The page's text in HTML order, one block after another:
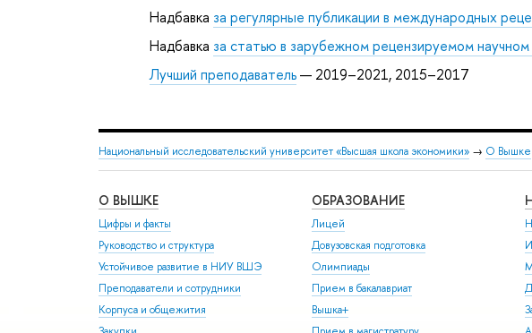
Надбавка за регулярные публикации в международных
Надбавка за статью в зарубежном рецензируемом научном
Лучший преподаватель— 2019–2021, 2015–2017
Национальный исследовательский университет «Высшая школа экономики» → О Вышке
О ВЫШКЕ
Цифры и факты
Руководство и структура
Устойчивое развитие в НИУ ВШЭ
Преподаватели и сотрудники
Корпуса и общежития
ОБРАЗОВАНИЕ
Лицей
Довузовская подготовка
Олимпиады
Прием в бакалавриат
Вышка+